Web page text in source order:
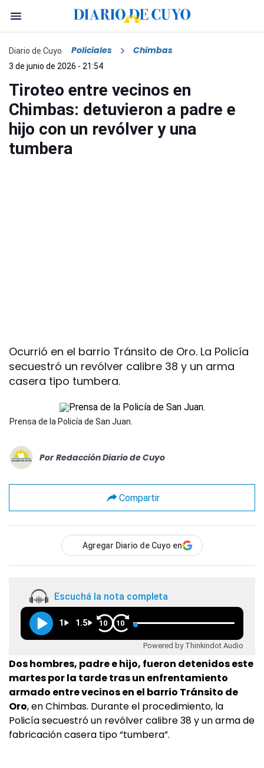
Diario de Cuyo Policiales Chimbas
3 de junio de 2026 - 21:54
Tiroteo entre vecinos en
Chimbas: detuvieron a padre e
hijo con un revólver y una
tumbera
Ocurrió en el barrio Tránsito de Oro. La Policía
secuestró un revólver calibre 38 y un arma
casera tipo tumbera.
Prensa de la Policía de San Juan.
Por Redacción Diario de Cuyo
Compartir
Agregar Diario de Cuyo en
Escuchá la nota completa
1 1.5 10 10
Powered by Thinkindot Audio
Dos hombres, padre e hijo, fueron detenidos este
martes por la tarde tras un enfrentamiento
armado entre vecinos en el barrio Tránsito de
Oro, en Chimbas. Durante el procedimiento, la
Policía secuestró un revólver calibre 38 y un arma de
fabricación casera tipo “tumbera”.